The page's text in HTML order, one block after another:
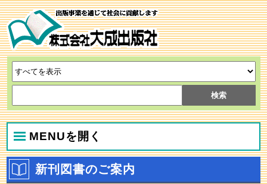
MENUを開く
新刊図書のご案内